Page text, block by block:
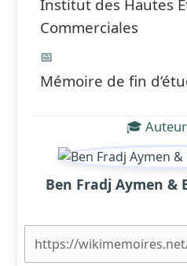
Institut des Hautes
Commerciales
📅
Mémoire de fin
🎓
Ben Fradj Aymen &